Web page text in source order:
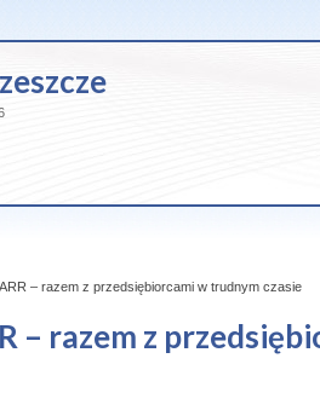
– razem z przedsiębiorcami w trudnym czasie
– razem z